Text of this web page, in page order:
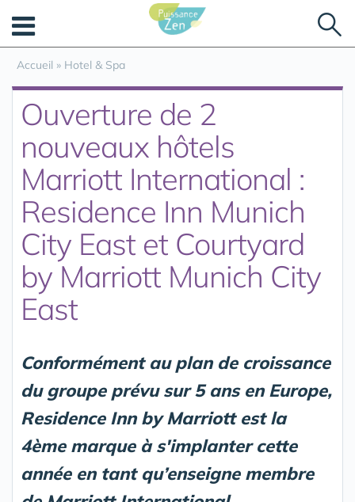
Accueil » Hotel & Spa
Ouverture de 2
nouveaux hôtels
Marriott International :
Residence Inn Munich
City East et Courtyard
by Marriott Munich City
East
Conformément au plan de croissance
du groupe prévu sur 5 ans en Europe,
Residence Inn by Marriott est la
4ème marque à s'implanter cette
année en tant qu’enseigne membre
Panneau de gestion des cookies